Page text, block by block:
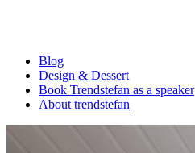
Blog
Design & Dessert
Book Trendstefan as a speaker
About trendstefan